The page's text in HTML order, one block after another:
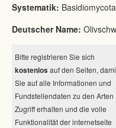
Systematik:
Deutscher Name:
Bitte registrieren Sie sich
kostenlos auf den Seiten,
Sie auf alle Informationen und
Fundstellendaten zu den Arten
Zugriff erhalten und die volle
Funktionalität der internetseite